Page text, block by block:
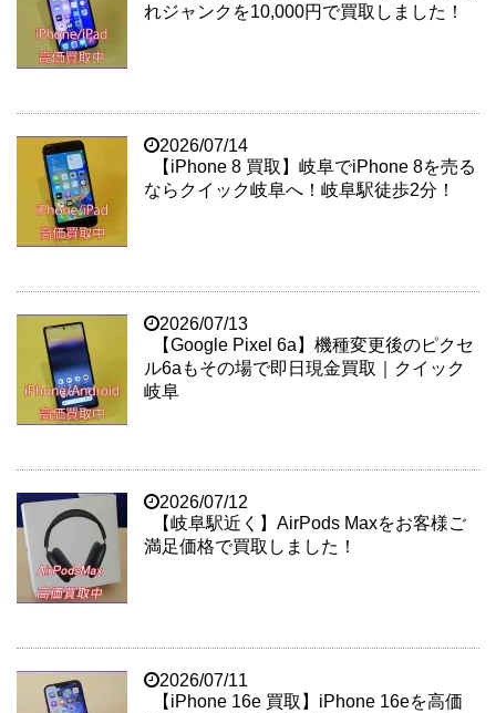
れジャンクを10,000円で買取しました！
2026/07/14
【iPhone 8 買取】岐阜でiPhone 8を売る
ならクイック岐阜へ！岐阜駅徒歩2分！
2026/07/13
【Google Pixel 6a】機種変更後のピクセ
ル6aもその場で即日現金買取｜クイック
岐阜
2026/07/12
【岐阜駅近く】AirPods Maxをお客様ご
満足価格で買取しました！
2026/07/11
【iPhone 16e 買取】iPhone 16eを高価